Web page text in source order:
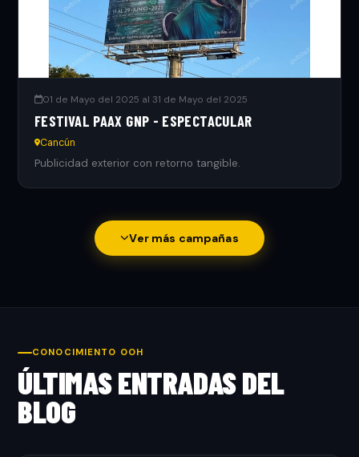
01 de Mayo del 2025 al 31 de Mayo del 2025
FESTIVAL PAAX GNP - ESPECTACULAR
Cancún
Publicidad exterior con retorno tangible.
Ver más campañas
CONOCIMIENTO OOH
ÚLTIMAS ENTRADAS DEL
BLOG